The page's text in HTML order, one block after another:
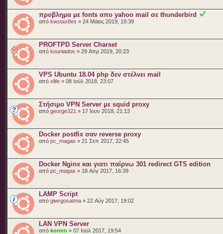
προβλημα με fonts απο yahoo mail σε thunderbird
από kwstas8es » 24 Μάιος 2019, 19:39
PROFTPD Server Charset
από kouniados » 29 Απρ 2019, 20:23
VPS Ubuntu 18.04 php δεν στέλνει mail
από xlife » 08 Ιούλ 2018, 23:07
Στήσιμο VPN Server με squid proxy
από george321 » 17 Ιουν 2018, 21:13
Docker postfix σαν reverse proxy
από pc_magas » 21 Σεπ 2017, 22:45
Docker Nginx και γιατι παίρνω 301 redirect GTS edition
από pc_magas » 18 Αύγ 2017, 16:39
LAMP Script
από giwrgosatma » 22 Αύγ 2017, 19:02
LAN VPN Server
από konnn » 07 Ιούλ 2017, 19:54